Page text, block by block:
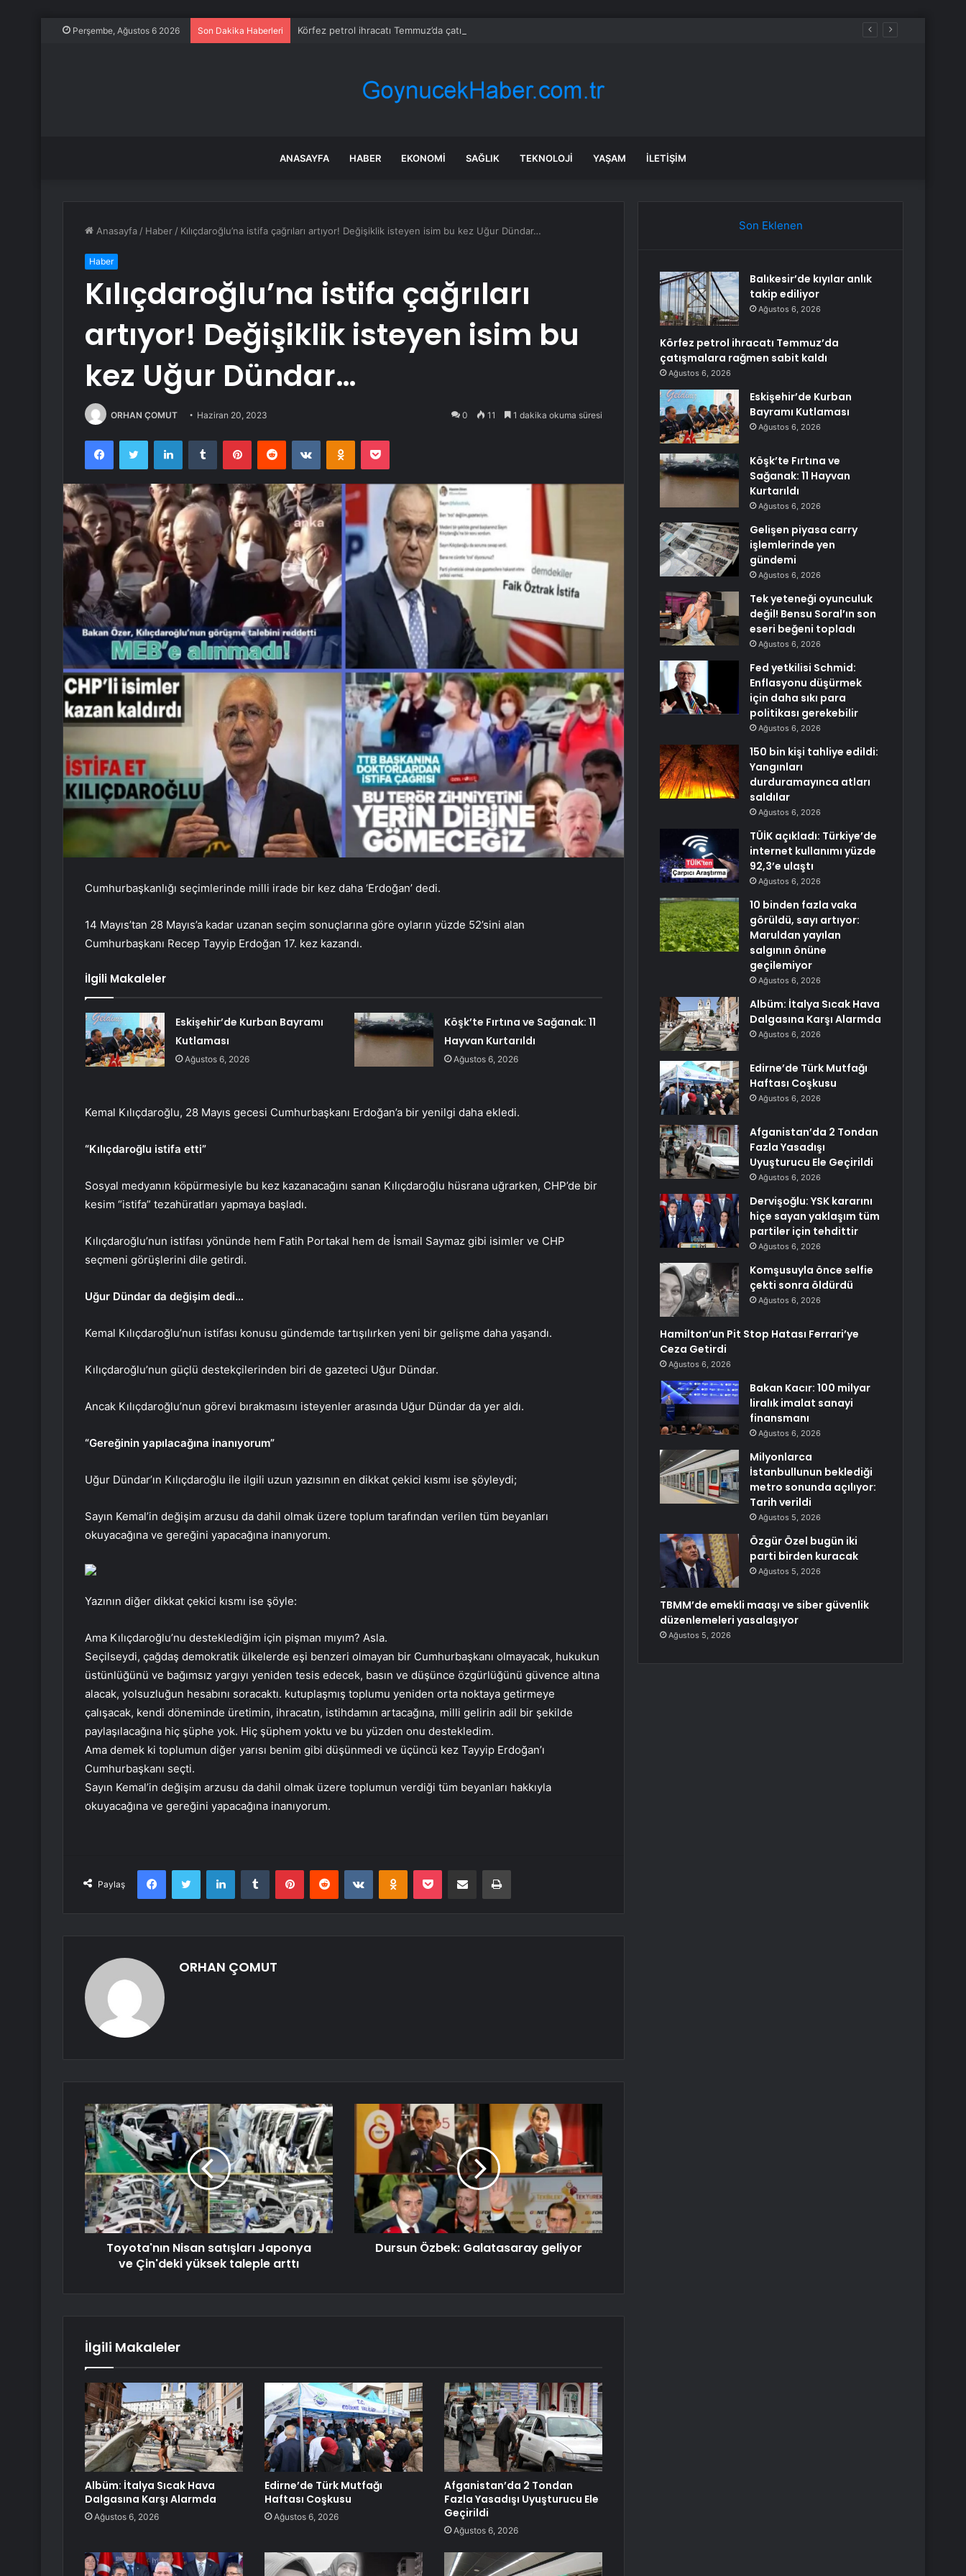
Perşembe, Ağustos 6 2026 Son Dakika Haberleri Körfez petrol ihracatı Temmuz’da çatışmalara rağmen sabit kaldı
ANASAYFA HABER EKONOMI SAĞLIK TEKNOLOJI YAŞAM İLETIŞIM
Anasayfa / Haber / Kılıçdaroğlu’na istifa çağrıları artıyor! Değişiklik isteyen isim bu kez Uğur Dündar…
Haber
Kılıçdaroğlu’na istifa çağrıları
artıyor! Değişiklik isteyen isim bu
kez Uğur Dündar…
ORHAN ÇOMUT Haziran 20, 2023 0 11 1 dakika okuma süresi
FacebookTwitter LinkedInTumblr PinterestReddit VKontakteOdnoklassniki
Pocket
Cumhurbaşkanlığı seçimlerinde milli irade bir kez daha ‘Erdoğan’ dedi.
14 Mayıs’tan 28 Mayıs’a kadar uzanan seçim sonuçlarına göre oyların yüzde 52’sini alan
Cumhurbaşkanı Recep Tayyip Erdoğan 17. kez kazandı.
İlgili Makaleler
Eskişehir’de Kurban Bayramı
Kutlaması
Ağustos 6, 2026
Köşk’te Fırtına ve Sağanak: 11
Hayvan Kurtarıldı
Ağustos 6, 2026
Kemal Kılıçdaroğlu, 28 Mayıs gecesi Cumhurbaşkanı Erdoğan’a bir yenilgi daha ekledi.
“Kılıçdaroğlu istifa etti”
Sosyal medyanın köpürmesiyle bu kez kazanacağını sanan Kılıçdaroğlu hüsrana uğrarken, CHP’de bir
kesim “istifa” tezahüratları yapmaya başladı.
Kılıçdaroğlu’nun istifası yönünde hem Fatih Portakal hem de İsmail Saymaz gibi isimler ve CHP
seçmeni görüşlerini dile getirdi.
Uğur Dündar da değişim dedi…
Kemal Kılıçdaroğlu’nun istifası konusu gündemde tartışılırken yeni bir gelişme daha yaşandı.
Kılıçdaroğlu’nun güçlü destekçilerinden biri de gazeteci Uğur Dündar.
Ancak Kılıçdaroğlu’nun görevi bırakmasını isteyenler arasında Uğur Dündar da yer aldı.
“Gereğinin yapılacağına inanıyorum”
Uğur Dündar’ın Kılıçdaroğlu ile ilgili uzun yazısının en dikkat çekici kısmı ise şöyleydi;
Sayın Kemal’in değişim arzusu da dahil olmak üzere toplum tarafından verilen tüm beyanları
okuyacağına ve gereğini yapacağına inanıyorum.
Yazının diğer dikkat çekici kısmı ise şöyle:
Ama Kılıçdaroğlu’nu desteklediğim için pişman mıyım? Asla.
Seçilseydi, çağdaş demokratik ülkelerde eşi benzeri olmayan bir Cumhurbaşkanı olmayacak, hukukun
üstünlüğünü ve bağımsız yargıyı yeniden tesis edecek, basın ve düşünce özgürlüğünü güvence altına
alacak, yolsuzluğun hesabını soracaktı. kutuplaşmış toplumu yeniden orta noktaya getirmeye
çalışacak, kendi döneminde üretimin, ihracatın, istihdamın artacağına, milli gelirin adil bir şekilde
paylaşılacağına hiç şüphe yok. Hiç şüphem yoktu ve bu yüzden onu destekledim.
Ama demek ki toplumun diğer yarısı benim gibi düşünmedi ve üçüncü kez Tayyip Erdoğan’ı
Cumhurbaşkanı seçti.
Sayın Kemal’in değişim arzusu da dahil olmak üzere toplumun verdiği tüm beyanları hakkıyla
okuyacağına ve gereğini yapacağına inanıyorum.
Paylaş
FacebookTwitter LinkedInTumblr PinterestReddit VKontakteOdnoklassniki
Pocket E-Posta ile paylaş Yazdır
ORHAN ÇOMUT
Toyota'nın Nisan satışları Japonya
ve Çin'deki yüksek taleple arttı
Dursun Özbek: Galatasaray geliyor
İlgili Makaleler
Albüm: İtalya Sıcak Hava
Dalgasına Karşı Alarmda
Ağustos 6, 2026
Edirne’de Türk Mutfağı
Haftası Coşkusu
Ağustos 6, 2026
Afganistan’da 2 Tondan
Fazla Yasadışı Uyuşturucu Ele
Geçirildi
Ağustos 6, 2026
Son Eklenen
Balıkesir’de kıyılar anlık
takip ediliyor
Ağustos 6, 2026
Körfez petrol ihracatı Temmuz’da
çatışmalara rağmen sabit kaldı
Ağustos 6, 2026
Eskişehir’de Kurban
Bayramı Kutlaması
Ağustos 6, 2026
Köşk’te Fırtına ve
Sağanak: 11 Hayvan
Kurtarıldı
Ağustos 6, 2026
Gelişen piyasa carry
işlemlerinde yen
gündemi
Ağustos 6, 2026
Tek yeteneği oyunculuk
değil! Bensu Soral’ın son
eseri beğeni topladı
Ağustos 6, 2026
Fed yetkilisi Schmid:
Enflasyonu düşürmek
için daha sıkı para
politikası gerekebilir
Ağustos 6, 2026
150 bin kişi tahliye edildi:
Yangınları
durduramayınca atları
saldılar
Ağustos 6, 2026
TÜİK açıkladı: Türkiye’de
internet kullanımı yüzde
92,3’e ulaştı
Ağustos 6, 2026
10 binden fazla vaka
görüldü, sayı artıyor:
Maruldan yayılan
salgının önüne
geçilemiyor
Ağustos 6, 2026
Albüm: İtalya Sıcak Hava
Dalgasına Karşı Alarmda
Ağustos 6, 2026
Edirne’de Türk Mutfağı
Haftası Coşkusu
Ağustos 6, 2026
Afganistan’da 2 Tondan
Fazla Yasadışı
Uyuşturucu Ele Geçirildi
Ağustos 6, 2026
Dervişoğlu: YSK kararını
hiçe sayan yaklaşım tüm
partiler için tehdittir
Ağustos 6, 2026
Komşusuyla önce selfie
çekti sonra öldürdü
Ağustos 6, 2026
Hamilton’un Pit Stop Hatası Ferrari’ye
Ceza Getirdi
Ağustos 6, 2026
Bakan Kacır: 100 milyar
liralık imalat sanayi
finansmanı
Ağustos 6, 2026
Milyonlarca
İstanbullunun beklediği
metro sonunda açılıyor:
Tarih verildi
Ağustos 5, 2026
Özgür Özel bugün iki
parti birden kuracak
Ağustos 5, 2026
TBMM’de emekli maaşı ve siber güvenlik
düzenlemeleri yasalaşıyor
Ağustos 5, 2026